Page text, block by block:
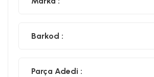
Barkod :
Parça Adedi :